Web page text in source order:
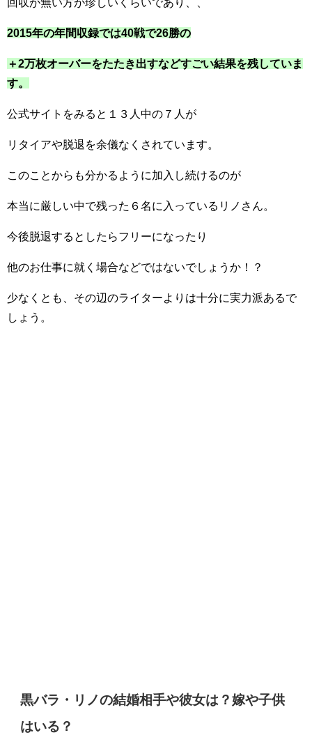
2015年の年間収録では40戦で26勝の
＋2万枚オーバーをたたき出すなどすごい結果を残していま
す。
公式サイトをみると１３人中の７人が
リタイアや脱退を余儀なくされています。
このことからも分かるように加入し続けるのが
本当に厳しい中で残った６名に入っているリノさん。
今後脱退するとしたらフリーになったり
他のお仕事に就く場合などではないでしょうか！？
少なくとも、その辺のライターよりは十分に実力派あるで
しょう。
黒バラ・リノの結婚相手や彼女は？嫁や子供
はいる？